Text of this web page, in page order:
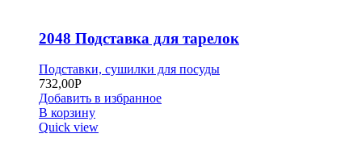
2048 Подставка для тарелок
Подставки, сушилки для посуды
732,00Р
Добавить в избранное
В корзину
Quick view